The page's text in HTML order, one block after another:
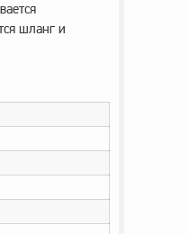
шланг и